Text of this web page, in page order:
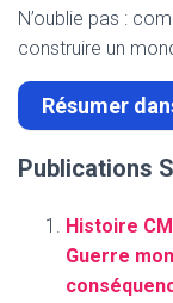
N’oublie pas :
construire un
Résumer
Publications
Histoire
Guerre